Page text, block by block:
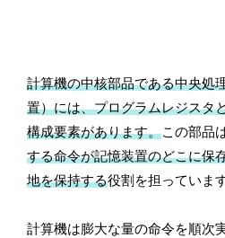
計算機の中核部品である中央処
置）には、プログラムレジスタ
構成要素があります。この部品
する命令が記憶装置のどこに保
地を保持する役割を担っています
計算機は膨大な量の命令を順次